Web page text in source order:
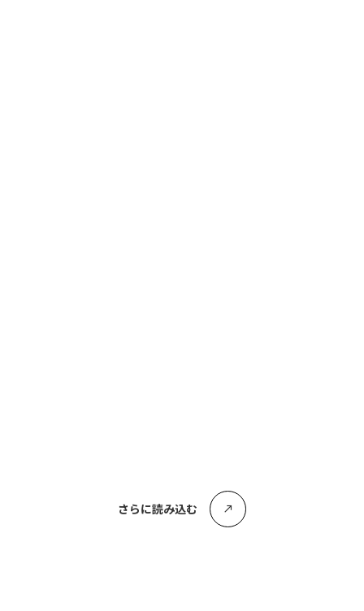
さらに読み込む call_made